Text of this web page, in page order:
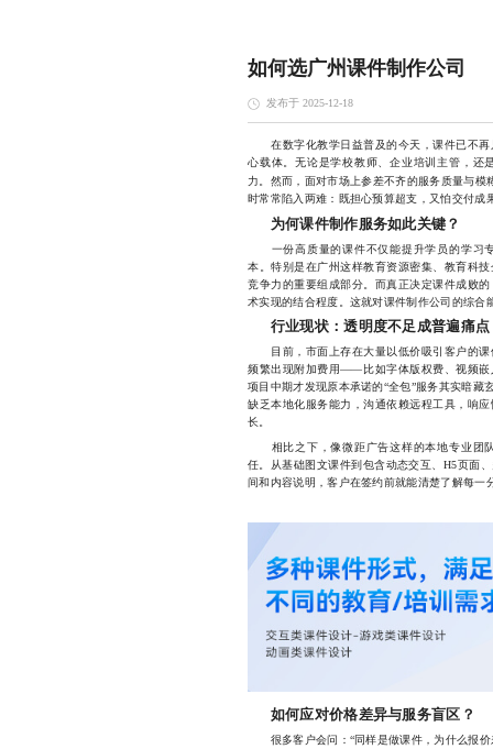
如何选广州课件制作公司
发布于 2025-12-18
在数字化教学日益普及的今天，课件已不再
心载体。无论是学校教师、企业培训主管，还
力。然而，面对市场上参差不齐的服务质量与模
时常常陷入两难：既担心预算超支，又怕交付成
为何课件制作服务如此关键？
一份高质量的课件不仅能提升学员的学习
本。特别是在广州这样教育资源密集、教育科
竞争力的重要组成部分。而真正决定课件成败
术实现的结合程度。这就对课件制作公司的综合
行业现状：透明度不足成普遍痛点
目前，市面上存在大量以低价吸引客户的课
频繁出现附加费用——比如字体版权费、视频嵌
项目中期才发现原本承诺的“全包”服务其实暗
缺乏本地化服务能力，沟通依赖远程工具，响
长。
相比之下，像微距广告这样的本地专业团
任。从基础图文课件到包含动态交互、H5页面
间和内容说明，客户在签约前就能清楚了解每一
如何应对价格差异与服务盲区？
很多客户会问：“同样是做课件，为什么报价